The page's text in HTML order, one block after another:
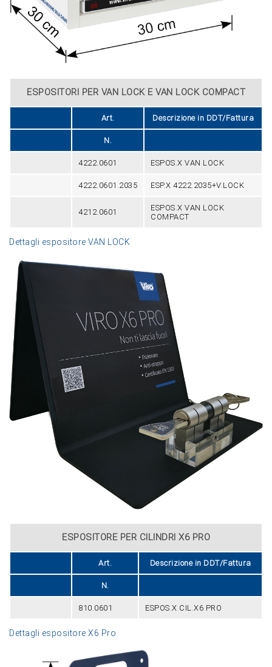
ESPOSITORI PER VAN LOCK E VAN LOCK COMPACT
Art. Descrizione in DDT/Fattura
N.
4222.0601 ESPOS.X VAN LOCK
4222.0601.2035 ESP.X 4222.2035+V.LOCK
4212.0601
ESPOS.X VAN LOCK
COMPACT
Dettagli espositore VAN LOCK
ESPOSITORE PER CILINDRI X6 PRO
Art. Descrizione in DDT/Fattura
N.
810.0601 ESPOS.X CIL.X6 PRO
Dettagli espositore X6 Pro